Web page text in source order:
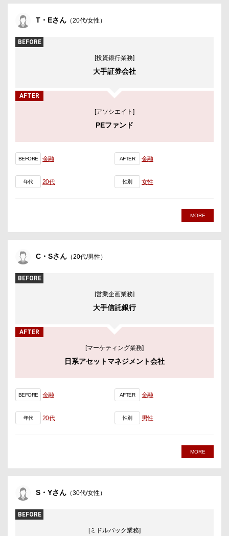
T・Eさん （20代/女性）
BEFORE
[投資銀行業務]
大手証券会社
AFTER
[アソシエイト]
PEファンド
BEFORE 金融 AFTER 金融
年代 20代 性別 女性
MORE
C・Sさん （20代/男性）
BEFORE
[営業企画業務]
大手信託銀行
AFTER
[マーケティング業務]
日系アセットマネジメント会社
BEFORE 金融 AFTER 金融
年代 20代 性別 男性
MORE
S・Yさん （30代/女性）
BEFORE
[ミドルバック業務]